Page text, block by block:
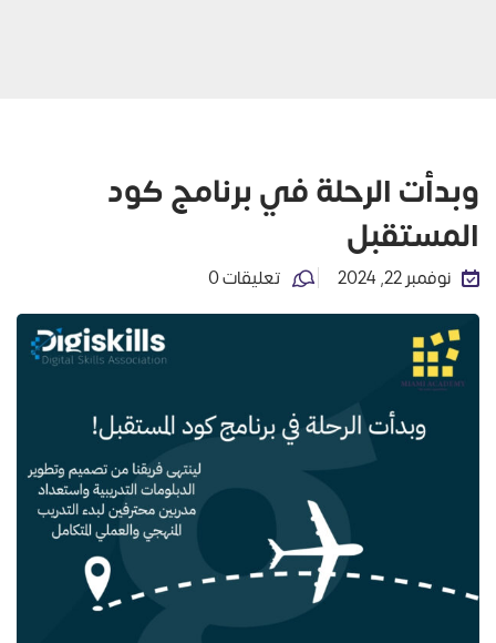
وبدأت الرحلة في برنامج كود
المستقبل
نوفمبر 22, 2024 تعليقات 0